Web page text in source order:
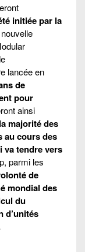
initiée par la
lancée en
de
pour
ainsi
majorité des
au cours des
va tendre vers
parmi les
de
mondial des
du
d’unités